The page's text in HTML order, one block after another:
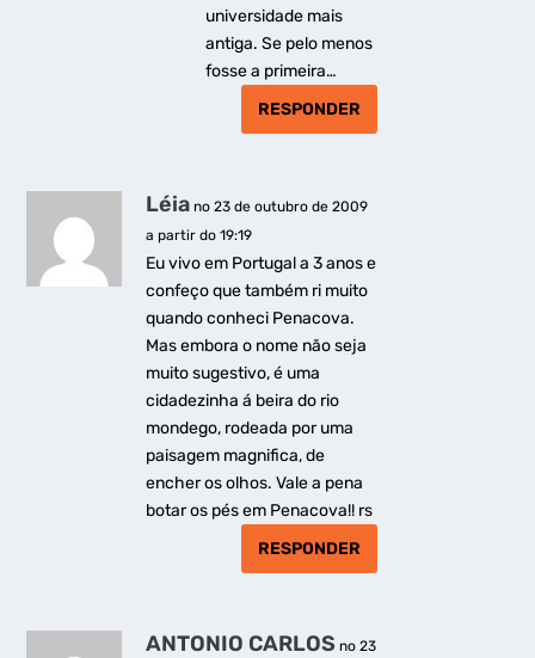
universidade mais
antiga. Se pelo menos
fosse a primeira…
RESPONDER
Léia no 23 de outubro de 2009
a partir do 19:19
Eu vivo em Portugal a 3 anos e
confeço que também ri muito
quando conheci Penacova.
Mas embora o nome não seja
muito sugestivo, é uma
cidadezinha á beira do rio
mondego, rodeada por uma
paisagem magnifica, de
encher os olhos. Vale a pena
botar os pés em Penacova!! rs
RESPONDER
ANTONIO CARLOS no 23